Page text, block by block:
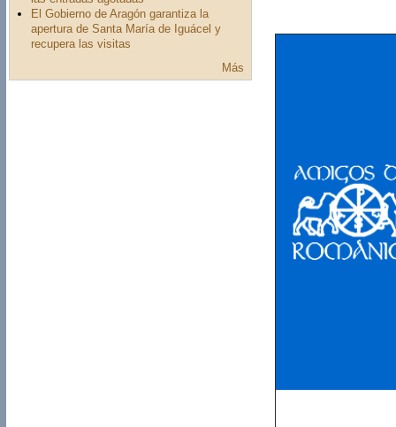
El Gobierno de Aragón garantiza la
apertura de Santa María de Iguácel y
recupera las visitas
Más